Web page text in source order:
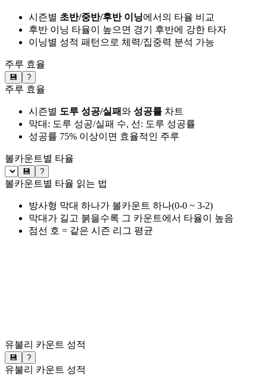
시즌별 초반/중반/후반 이닝에서의 타율 비교
후반 이닝 타율이 높으면 경기 후반에 강한 타자
이닝별 성적 패턴으로 체력/집중력 분석 가능
주루 효율
💾 ?
주루 효율
시즌별 도루 성공/실패와 성공률 차트
막대: 도루 성공/실패 수, 선: 도루 성공률
성공률 75% 이상이면 효율적인 주루
볼카운트별 타율
💾 ?
볼카운트별 타율 읽는 법
방사형 막대 하나가 볼카운트 하나(0-0 ~ 3-2)
막대가 길고 붉을수록 그 카운트에서 타율이 높음
점선 호 = 같은 시즌 리그 평균
유불리 카운트 성적
💾 ?
유불리 카운트 성적